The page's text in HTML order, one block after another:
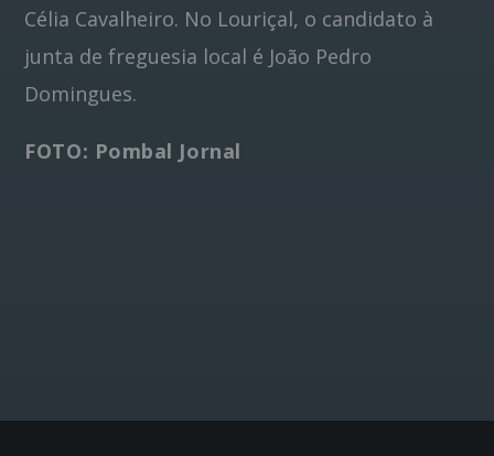
Célia Cavalheiro. No Louriçal, o candidato à
junta de freguesia local é João Pedro
Domingues.
FOTO: Pombal Jornal